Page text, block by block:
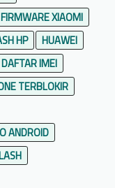
FIRMWARE XIAOMI
HP
HUAWEI
DAFTAR IMEI
TERBLOKIR
ANDROID